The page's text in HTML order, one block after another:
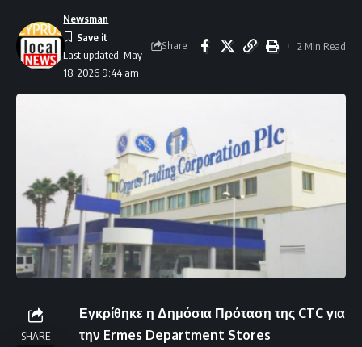
Last updated: May
18, 2026 9:44 am
Newsman
Share 2 Min Read
SHARE
Εγκρίθηκε η Δημόσια Πρόταση της CTC για
την Ermes Department Stores